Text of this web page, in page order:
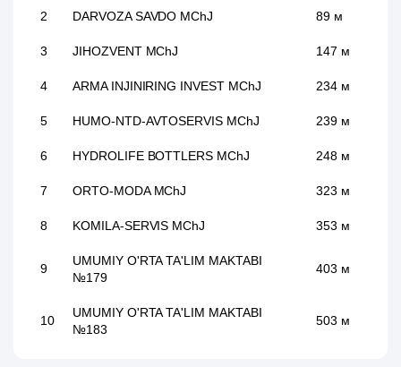
2 DARVOZA SAVDO MChJ 89 м
3 JIHOZVENT MChJ 147 м
4 ARMA INJINIRING INVEST MChJ 234 м
5 HUMO-NTD-AVTOSERVIS MChJ 239 м
6 HYDROLIFE BOTTLERS MChJ 248 м
7 ORTO-MODA MChJ 323 м
8 KOMILA-SERVIS MChJ 353 м
9
UMUMIY O'RTA TA'LIM MAKTABI
№179
403 м
10
UMUMIY O'RTA TA'LIM MAKTABI
№183
503 м